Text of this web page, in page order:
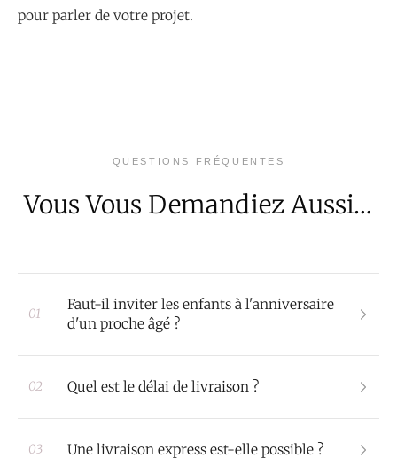
pour parler de votre projet.
QUESTIONS FRÉQUENTES
Vous Vous Demandiez Aussi…
01
Faut-il inviter les enfants à l'anniversaire
d'un proche âgé ?
02 Quel est le délai de livraison ?
03 Une livraison express est-elle possible ?